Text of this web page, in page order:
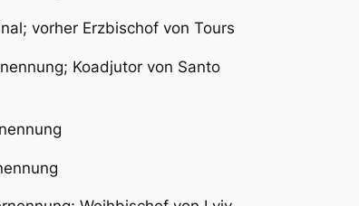
Erzbischof von Tours
Koadjutor von Santo